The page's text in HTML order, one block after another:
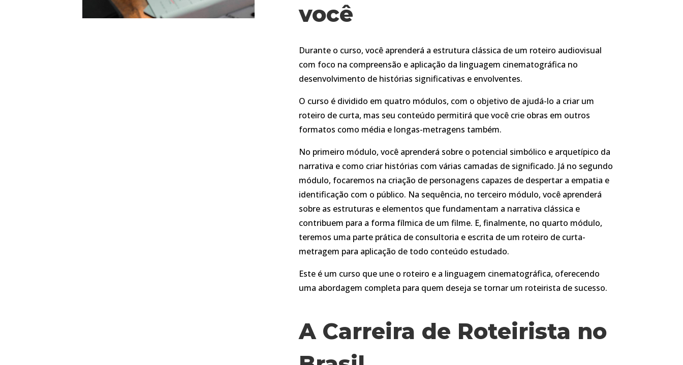
você
Durante o curso, você aprenderá a estrutura clássica de um roteiro audiovisual
com foco na compreensão e aplicação da linguagem cinematográfica no
desenvolvimento de histórias significativas e envolventes.
O curso é dividido em quatro módulos, com o objetivo de ajudá-lo a criar um
roteiro de curta, mas seu conteúdo permitirá que você crie obras em outros
formatos como média e longas-metragens também.
No primeiro módulo, você aprenderá sobre o potencial simbólico e arquetípico da
narrativa e como criar histórias com várias camadas de significado. Já no segundo
módulo, focaremos na criação de personagens capazes de despertar a empatia e
identificação com o público. Na sequência, no terceiro módulo, você aprenderá
sobre as estruturas e elementos que fundamentam a narrativa clássica e
contribuem para a forma fílmica de um filme. E, finalmente, no quarto módulo,
teremos uma parte prática de consultoria e escrita de um roteiro de curta-
metragem para aplicação de todo conteúdo estudado.
Este é um curso que une o roteiro e a linguagem cinematográfica, oferecendo
uma abordagem completa para quem deseja se tornar um roteirista de sucesso.
A Carreira de Roteirista no